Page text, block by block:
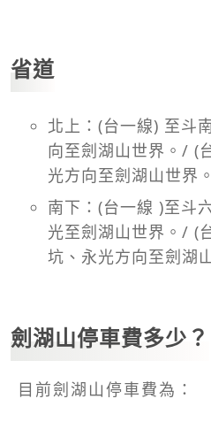
省道
北上：(台一線) 至斗
向至劍湖山世界。/ (
光方向至劍湖山世界。
南下：(台一線 )至斗
光至劍湖山世界。/ (
坑、永光方向至劍湖
劍湖山停車費多少？
目前劍湖山停車費為：